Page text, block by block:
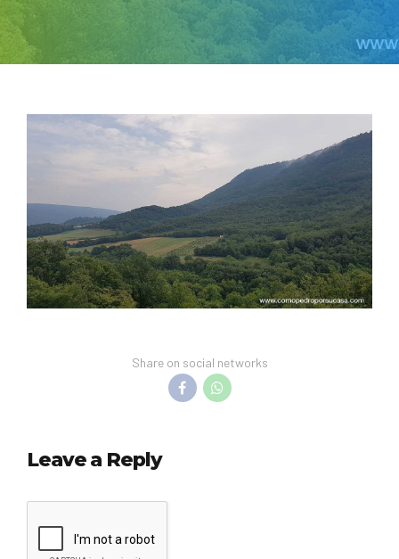
Share on social networks
Leave a Reply